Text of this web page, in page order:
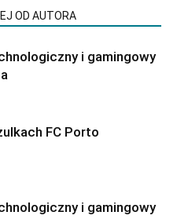
OD AUTORA
i gamingowy
FC Porto
i gamingowy